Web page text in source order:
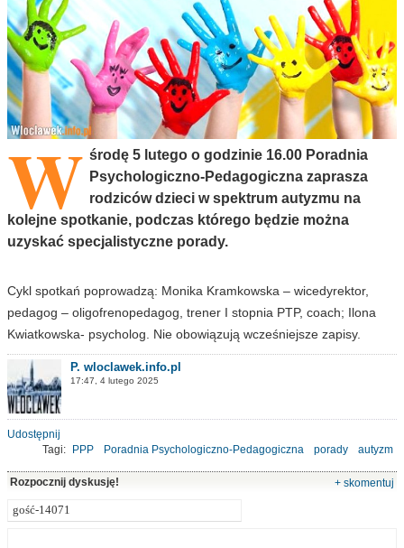
W środę 5 lutego o godzinie 16.00 Poradnia
Psychologiczno-Pedagogiczna zaprasza
rodziców dzieci w spektrum autyzmu na
kolejne spotkanie, podczas którego będzie można
uzyskać specjalistyczne porady.
Cykl spotkań poprowadzą: Monika Kramkowska – wicedyrektor,
pedagog – oligofrenopedagog, trener I stopnia PTP, coach; Ilona
Kwiatkowska- psycholog. Nie obowiązują wcześniejsze zapisy.
P. wloclawek.info.pl
17:47, 4 lutego 2025
Udostępnij
Tagi:
PPP Poradnia Psychologiczno-Pedagogiczna porady autyzm
Rozpocznij dyskusję! + skomentuj